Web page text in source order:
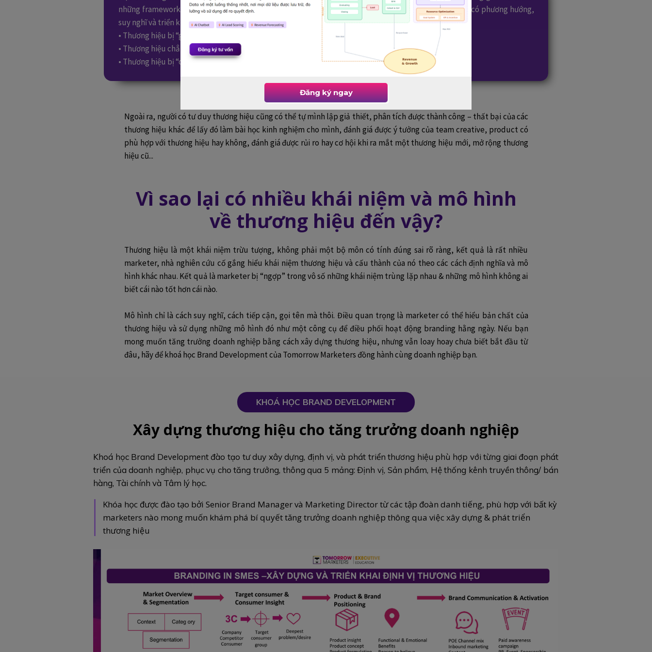
những framework, model, trình tự dễ hiểu, dễ nắm bắt. Khi đã có mindset về branding, người học sẽ có phương hướng,
suy nghĩ và triển khai cụ thể khi gặp những vấn đề “mơ hồ” như:
• Thương hiệu bị “già” quá, làm cho nó trẻ lại đi!
• Thương hiệu chẳng ai biết tới, làm cho nó nổi tiếng hơn đi!
• Thương hiệu bị “cheap” quá, hãy tăng giá trị của nó lên đi!
Ngoài ra, người có tư duy thương hiệu cũng có thể tự mình lập giả thiết, phân tích được thành công – thất bại của các
thương hiệu khác để lấy đó làm bài học kinh nghiệm cho mình, đánh giá được ý tưởng của team creative, product có
phù hợp với thương hiệu hay không, đánh giá được rủi ro hay cơ hội khi ra mắt một thương hiệu mới, mở rộng thương
hiệu cũ...
Thương hiệu là một khái niệm trừu tượng, không phải một bộ môn có tính đúng sai rõ ràng, kết quả là rất nhiều
marketer, nhà nghiên cứu cố gắng hiểu khái niệm thương hiệu và cấu thành của nó theo các cách định nghĩa và mô
hình khác nhau. Kết quả là marketer bị “ngợp” trong vô số những khái niệm trùng lặp nhau & những mô hình không ai
biết cái nào tốt hơn cái nào.
Mô hình chỉ là cách suy nghĩ, cách tiếp cận, gọi tên mà thôi. Điều quan trọng là marketer có thể hiểu bản chất của
thương hiệu và sử dụng những mô hình đó như một công cụ để điều phối hoạt động branding hằng ngày. Nếu bạn
mong muốn tăng trưởng doanh nghiệp bằng cách xây dựng thương hiệu, nhưng vẫn loay hoay chưa biết bắt đầu từ
đâu, hãy để khoá học Brand Development của Tomorrow Marketers đồng hành cùng doanh nghiệp bạn.
Vì sao lại có nhiều khái niệm và mô hình
về thương hiệu đến vậy?
Xây dựng thương hiệu cho tăng trưởng doanh nghiệp
Khoá học Brand Development đào tạo tư duy xây dựng, định vị, và phát triển thương hiệu phù hợp với từng giai đoạn phát
triển của doanh nghiệp, phục vụ cho tăng trưởng, thông qua 5 mảng: Định vị, Sản phẩm, Hệ thống kênh truyền thông/ bán
hàng, Tài chính và Tâm lý học.
Khóa học được đào tạo bởi Senior Brand Manager và Marketing Director từ các tập đoàn danh tiếng, phù hợp với bất kỳ
marketers nào mong muốn khám phá bí quyết tăng trưởng doanh nghiệp thông qua việc xây dựng & phát triển
thương hiệu
KHOÁ HỌC BRAND DEVELOPMENT
Đăng ký ngay